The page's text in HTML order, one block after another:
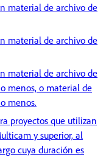
material de archivo de
material de archivo de
material de archivo de
menos, o material de
menos.
proyectos que utilizan
y superior, al
cuya duración es